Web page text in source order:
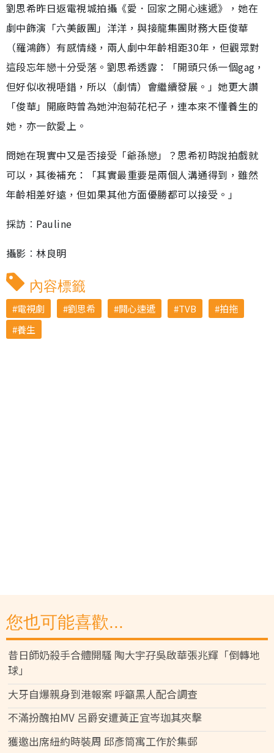
劉思希昨日返電視城拍攝《愛．回家之開心速遞》，她在
劇中飾演「六美飯團」洋洋，與接龍集團財務大臣俊華
（羅鴻飾）有感情綫，兩人劇中年齡相距30年，但觀眾對
這段忘年戀十分受落。劉思希透露：「開頭只係一個gag，
但好似收視唔錯，所以（劇情）會繼續發展。」她更大讚
「俊華」開廠時曾為她沖泡菊花杞子，連本來不懂養生的
她，亦一飲愛上。
問她在現實中又是否接受「爺孫戀」？思希初時說拍戲就
可以，其後補充：「其實最重要是兩個人溝通得到，雖然
年齡相差好遠，但如果其他方面優勝都可以接受。」
採訪︰Pauline
攝影︰林良明
內容標籤
電視劇 劉思希 開心速遞 TVB
拍拖
養生
您也可能喜歡...
昔日師奶殺手合體開騷 陶大宇孖吳啟華張兆輝「倒轉地
球」
大牙自爆親身到港報案 呼籲黑人配合調查
不滿扮醜拍MV 呂爵安遭黃正宜岑珈其夾擊
獲邀出席紐約時裝周 邱彥筒寓工作於集郵